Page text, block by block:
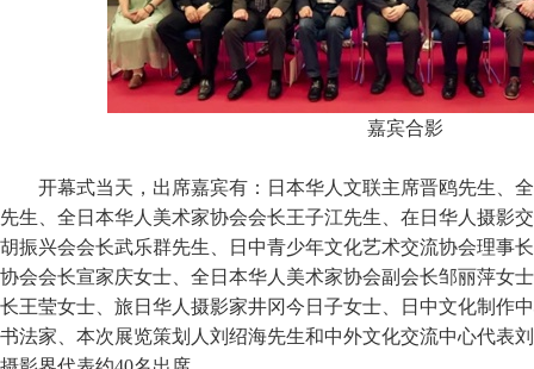
嘉宾合影
开幕式当天，出席嘉宾有：日本华人文联主席晋鸥先生、
先生、全日本华人美术家协会会长王子江先生、在日华人摄影
胡振兴会会长武乐群先生、日中青少年文化艺术交流协会理事
协会会长宣家庆女士、全日本华人美术家协会副会长邹丽萍女
长王莹女士、旅日华人摄影家井冈今日子女士、日中文化制作
书法家、本次展览策划人刘绍海先生和中外文化交流中心代表